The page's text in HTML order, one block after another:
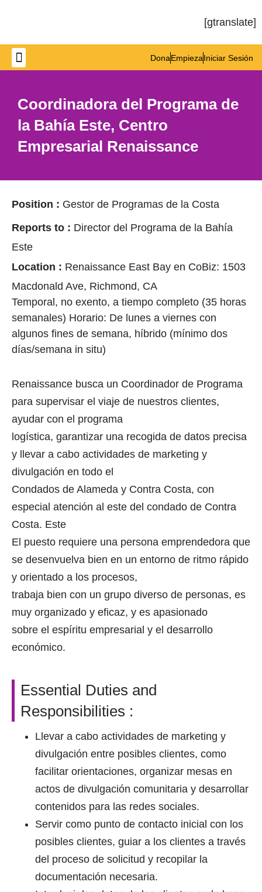
[gtranslate]
DonaEmpiezaIniciar Sesión
Coordinadora del Programa de
la Bahía Este, Centro
Empresarial Renaissance
Position : Gestor de Programas de la Costa
Reports to : Director del Programa de la Bahía
Este
Location : Renaissance East Bay en CoBiz: 1503
Macdonald Ave, Richmond, CA
Temporal, no exento, a tiempo completo (35 horas
semanales) Horario: De lunes a viernes con
algunos fines de semana, híbrido (mínimo dos
días/semana in situ)
Renaissance busca un Coordinador de Programa
para supervisar el viaje de nuestros clientes,
ayudar con el programa
logística, garantizar una recogida de datos precisa
y llevar a cabo actividades de marketing y
divulgación en todo el
Condados de Alameda y Contra Costa, con
especial atención al este del condado de Contra
Costa. Este
El puesto requiere una persona emprendedora que
se desenvuelva bien en un entorno de ritmo rápido
y orientado a los procesos,
trabaja bien con un grupo diverso de personas, es
muy organizado y eficaz, y es apasionado
sobre el espíritu empresarial y el desarrollo
económico.
Essential Duties and
Responsibilities :
Llevar a cabo actividades de marketing y
divulgación entre posibles clientes, como
facilitar orientaciones, organizar mesas en
actos de divulgación comunitaria y desarrollar
contenidos para las redes sociales.
Servir como punto de contacto inicial con los
posibles clientes, guiar a los clientes a través
del proceso de solicitud y recopilar la
documentación necesaria.